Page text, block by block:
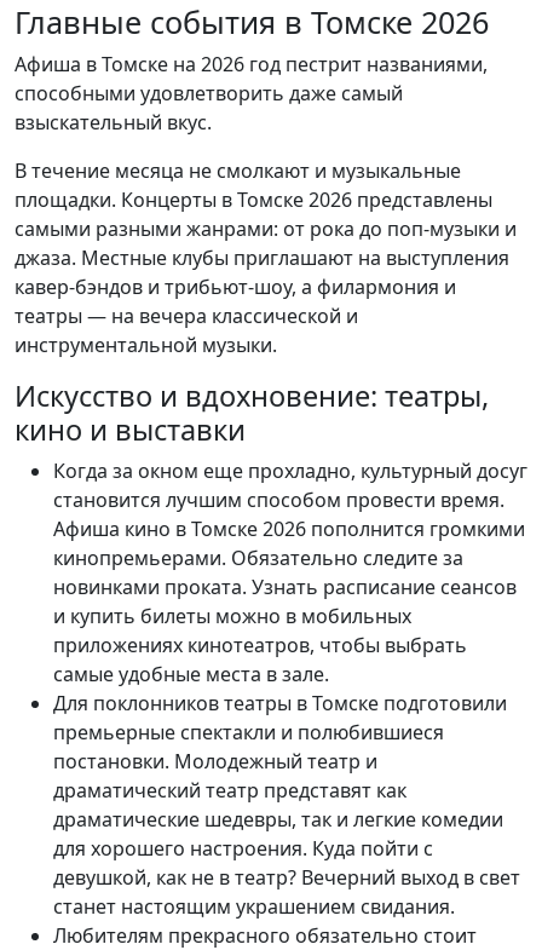
Главные события в Томске 2026
Афиша в Томске на 2026 год пестрит названиями,
способными удовлетворить даже самый
взыскательный вкус.
В течение месяца не смолкают и музыкальные
площадки. Концерты в Томске 2026 представлены
самыми разными жанрами: от рока до поп-музыки и
джаза. Местные клубы приглашают на выступления
кавер-бэндов и трибьют-шоу, а филармония и
театры — на вечера классической и
инструментальной музыки.
Искусство и вдохновение: театры,
кино и выставки
Когда за окном еще прохладно, культурный досуг
становится лучшим способом провести время.
Афиша кино в Томске 2026 пополнится громкими
кинопремьерами. Обязательно следите за
новинками проката. Узнать расписание сеансов
и купить билеты можно в мобильных
приложениях кинотеатров, чтобы выбрать
самые удобные места в зале.
Для поклонников театры в Томске подготовили
премьерные спектакли и полюбившиеся
постановки. Молодежный театр и
драматический театр представят как
драматические шедевры, так и легкие комедии
для хорошего настроения. Куда пойти с
девушкой, как не в театр? Вечерний выход в свет
станет настоящим украшением свидания.
Любителям прекрасного обязательно стоит